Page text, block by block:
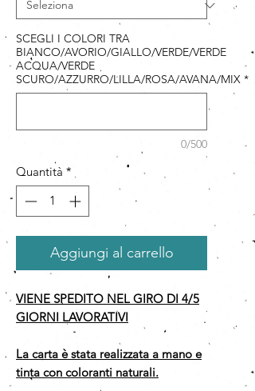
SCEGLI I COLORI TRA
BIANCO/AVORIO/GIALLO/VERDE/VERDE
ACQUA/VERDE
SCURO/AZZURRO/LILLA/ROSA/AVANA/MIX *
0/500
Quantità *
Aggiungi al carrello
VIENE SPEDITO NEL GIRO DI 4/5
GIORNI LAVORATIVI
La carta è stata realizzata a mano e
tinta con coloranti naturali.